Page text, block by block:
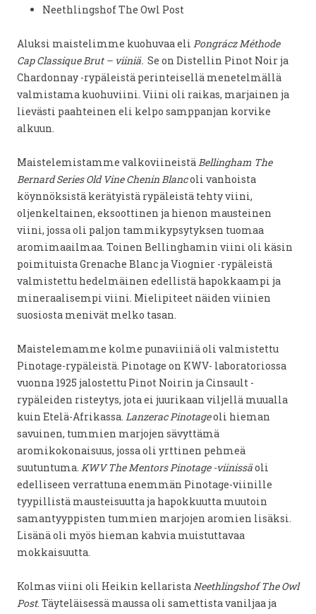
Neethlingshof The Owl Post
Aluksi maistelimme kuohuvaa eli Pongrácz Méthode
Cap Classique Brut – viiniä. Se on Distellin Pinot Noir ja
Chardonnay -rypäleistä perinteisellä menetelmällä
valmistama kuohuviini. Viini oli raikas, marjainen ja
lievästi paahteinen eli kelpo samppanjan korvike
alkuun.
Maistelemistamme valkoviineistäBellingham The
Bernard Series Old Vine Chenin Blancoli vanhoista
köynnöksistä kerätyistä rypäleistä tehty viini,
oljenkeltainen, eksoottinen ja hienon mausteinen
viini, jossa oli paljon tammikypsytyksen tuomaa
aromimaailmaa. Toinen Bellinghamin viini oli käsin
poimituista Grenache Blanc ja Viognier -rypäleistä
valmistettu hedelmäinen edellistä hapokkaampi ja
mineraalisempi viini. Mielipiteet näiden viinien
suosiosta menivät melko tasan.
Maistelemamme kolme punaviiniä oli valmistettu
Pinotage-rypäleistä. Pinotage on KWV- laboratoriossa
vuonna 1925 jalostettu Pinot Noirin ja Cinsault -
rypäleiden risteytys, jota ei juurikaan viljellä muualla
kuin Etelä-Afrikassa. Lanzerac Pinotageoli hieman
savuinen, tummien marjojen sävyttämä
aromikokonaisuus, jossa oli yrttinen pehmeä
suutuntuma. KWV The Mentors Pinotage -viinissäoli
edelliseen verrattuna enemmän Pinotage-viinille
tyypillistä mausteisuutta ja hapokkuutta muutoin
samantyyppisten tummien marjojen aromien lisäksi.
Lisänä oli myös hieman kahvia muistuttavaa
mokkaisuutta.
Kolmas viini oli Heikin kellaristaNeethlingshof The Owl
Post. Täyteläisessä maussa oli samettista vaniljaa ja